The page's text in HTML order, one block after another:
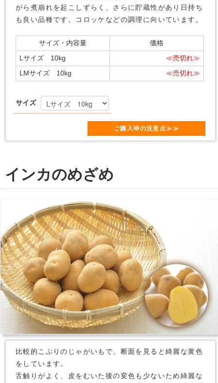
がら煮崩れを起こしずらく、さらに貯蔵性があり日持ち
も良い品種です。コロッケなどの調理に向いています。
サイズ・内容量
価格
Lサイズ 10kg
≪売切れ≫
LMサイズ 10kg
≪売切れ≫
サイズ
ご購入時の注意点≫≫
インカのめざめ
比較的こぶりのじゃがいもで、断面を見ると綺麗な黄色
をしています。
舌触りがよく、皮をむいた後の変色も少ないため綺麗な